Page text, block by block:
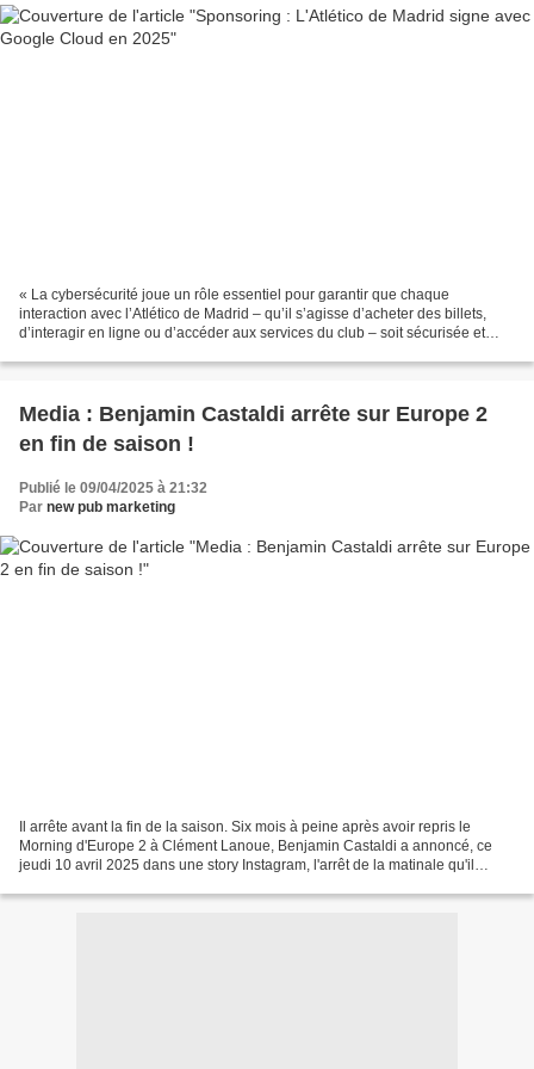
« La cybersécurité joue un rôle essentiel pour garantir que chaque
interaction avec l’Atlético de Madrid – qu’il s’agisse d’acheter des billets,
d’interagir en ligne ou d’accéder aux services du club – soit sécurisée et
Media : Benjamin Castaldi arrête sur Europe 2
en fin de saison !
Publié le 09/04/2025 à 21:32
Par new pub marketing
Il arrête avant la fin de la saison. Six mois à peine après avoir repris le
Morning d'Europe 2 à Clément Lanoue, Benjamin Castaldi a annoncé, ce
jeudi 10 avril 2025 dans une story Instagram, l'arrêt de la matinale qu'il